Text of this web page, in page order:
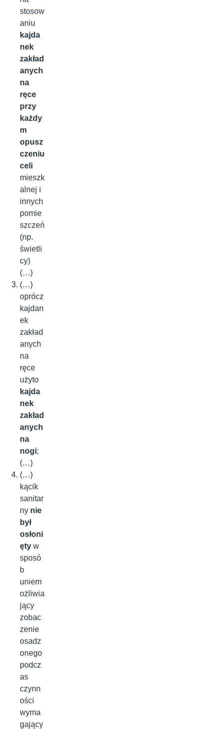
stosow
aniu
kajda
nek
zakład
anych
na
ręce
przy
każdy
m
opusz
czeniu
celi
mieszk
alnej i
innych
pomie
szczeń
(np.
świetli
cy)
(…)
(…)
oprócz
kajdan
ek
zakład
anych
na
ręce
użyto
kajda
nek
zakład
anych
na
nogi;
(…)
(…)
kącik
sanitar
ny nie
był
osłoni
ęty w
sposó
b
uniem
ożliwia
jący
zobac
zenie
osadz
onego
podcz
as
czynn
ości
wyma
gający